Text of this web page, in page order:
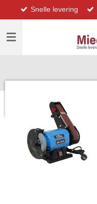
direct
naar
hoofdinhoud
Snelle levering